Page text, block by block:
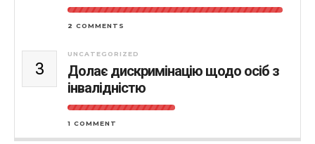
2 COMMENTS
3
UNCATEGORIZED
Долає дискримінацію щодо осіб з
інвалідністю
1 COMMENT